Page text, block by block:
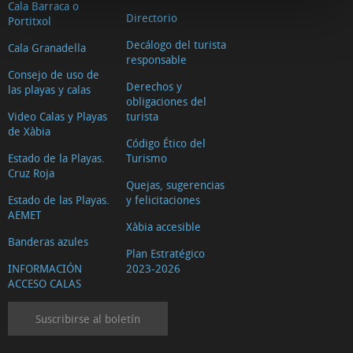
Cala Barraca o
Portitxol
Cala Granadella
Consejo de uso de
las playas y calas
Video Calas y Playas
de Xàbia
Estado de la Playas.
Cruz Roja
Estado de las Playas.
AEMET
Banderas azules
INFORMACIÓN
ACCESO CALAS
Directorio
Decálogo del turista
responsable
Derechos y
obligaciones del
turista
Código Ético del
Turismo
Quejas, sugerencias
y felicitaciones
Xàbia accesible
Plan Estratégico
2023-2026
Suscribirse al boletín